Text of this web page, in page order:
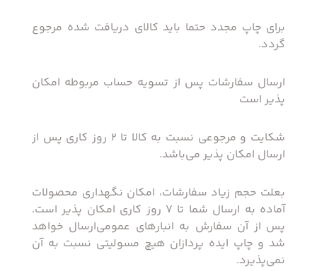
برای چاپ مجدد حتما باید کالای دریافت شده مرجوع
گردد.
ارسال سفارشات پس از تسویه حساب مربوطه امکان
پذیر است
شکایت و مرجوعی نسبت به کالا تا 2 روز کاری پس از
ارسال امکان پذیر می‌باشد.
بعلت حجم زیاد سفارشات، امکان نگهداری محصولات
آماده به ارسال شما تا 7 روز کاری امکان پذیر است.
پس از آن سفارش به انبار‌های عمومی‌ارسال خواهد
شد و چاپ ایده پردازان هیچ مسولیتی نسبت به آن
نمی‌پذیرد.